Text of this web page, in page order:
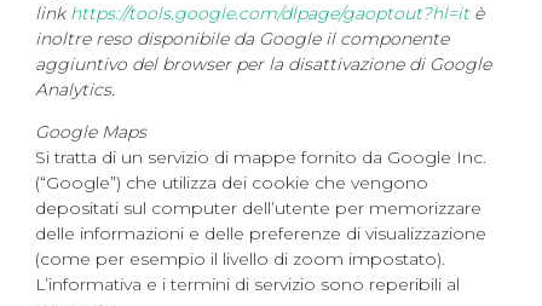
linkhttps://tools.google.com/dlpage/gaoptout?hl=itè
inoltre reso disponibile da Google il componente
aggiuntivo del browser per la disattivazione di Google
Analytics.
Google Maps
Si tratta di un servizio di mappe fornito da Google Inc.
(“Google”) che utilizza dei cookie che vengono
depositati sul computer dell’utente per memorizzare
delle informazioni e delle preferenze di visualizzazione
(come per esempio il livello di zoom impostato).
L’informativa e i termini di servizio sono reperibili al